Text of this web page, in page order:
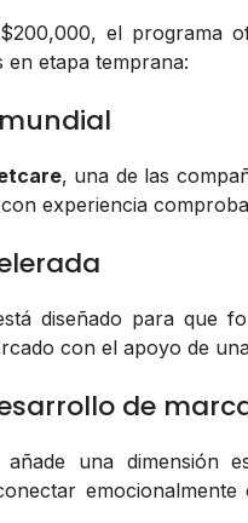
el programa
en etapa temprana:
, una de las
experiencia
diseñado para que
con el apoyo de
de
una dimensión